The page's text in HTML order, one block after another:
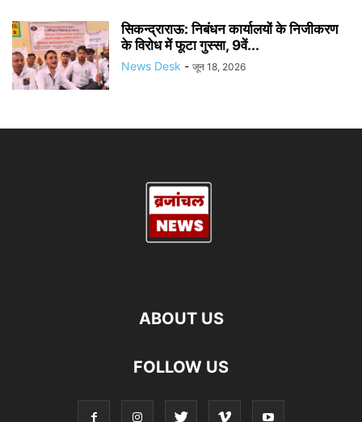
सिकन्द्राराऊ: निबंधन कार्यालयों के निजीकरण
के विरोध में फूटा गुस्सा, 9वें...
News Desk - जून 18, 2026
ABOUT US
FOLLOW US